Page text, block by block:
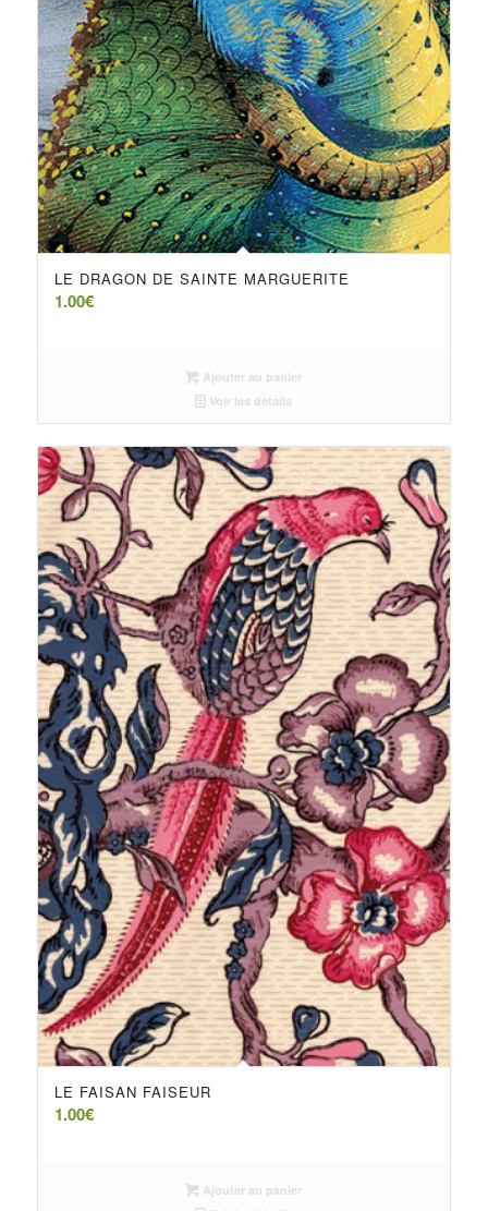
LE DRAGON DE SAINTE MARGUERITE
1.00€
Ajouter au panier
Voir les détails
LE FAISAN FAISEUR
1.00€
Ajouter au panier